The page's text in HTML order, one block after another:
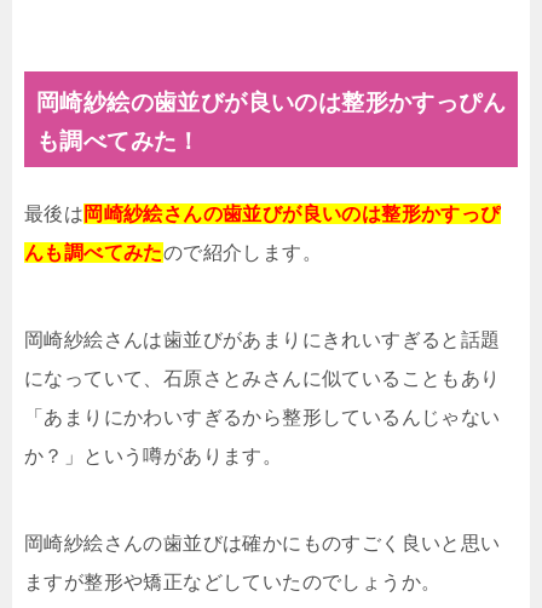
岡崎紗絵の歯並びが良いのは整形かすっぴん
も調べてみた！
最後は 岡崎紗絵さんの歯並びが良いのは整形かすっぴ
んも調べてみたので紹介します。
岡崎紗絵さんは歯並びがあまりにきれいすぎると話題
になっていて、石原さとみさんに似ていることもあり
「あまりにかわいすぎるから整形しているんじゃない
か？」という噂があります。
岡崎紗絵さんの歯並びは確かにものすごく良いと思い
ますが整形や矯正などしていたのでしょうか。